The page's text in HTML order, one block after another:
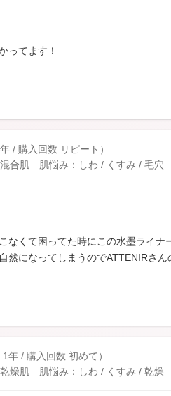
ってます！
/ 購入回数 リピート）
合肌 肌悩み：しわ / くすみ / 毛穴
なくて困ってた時にこの水墨ライ
然になってしまうのでATTENIRさ
1年 / 購入回数 初めて）
燥肌 肌悩み：しわ / くすみ / 乾燥